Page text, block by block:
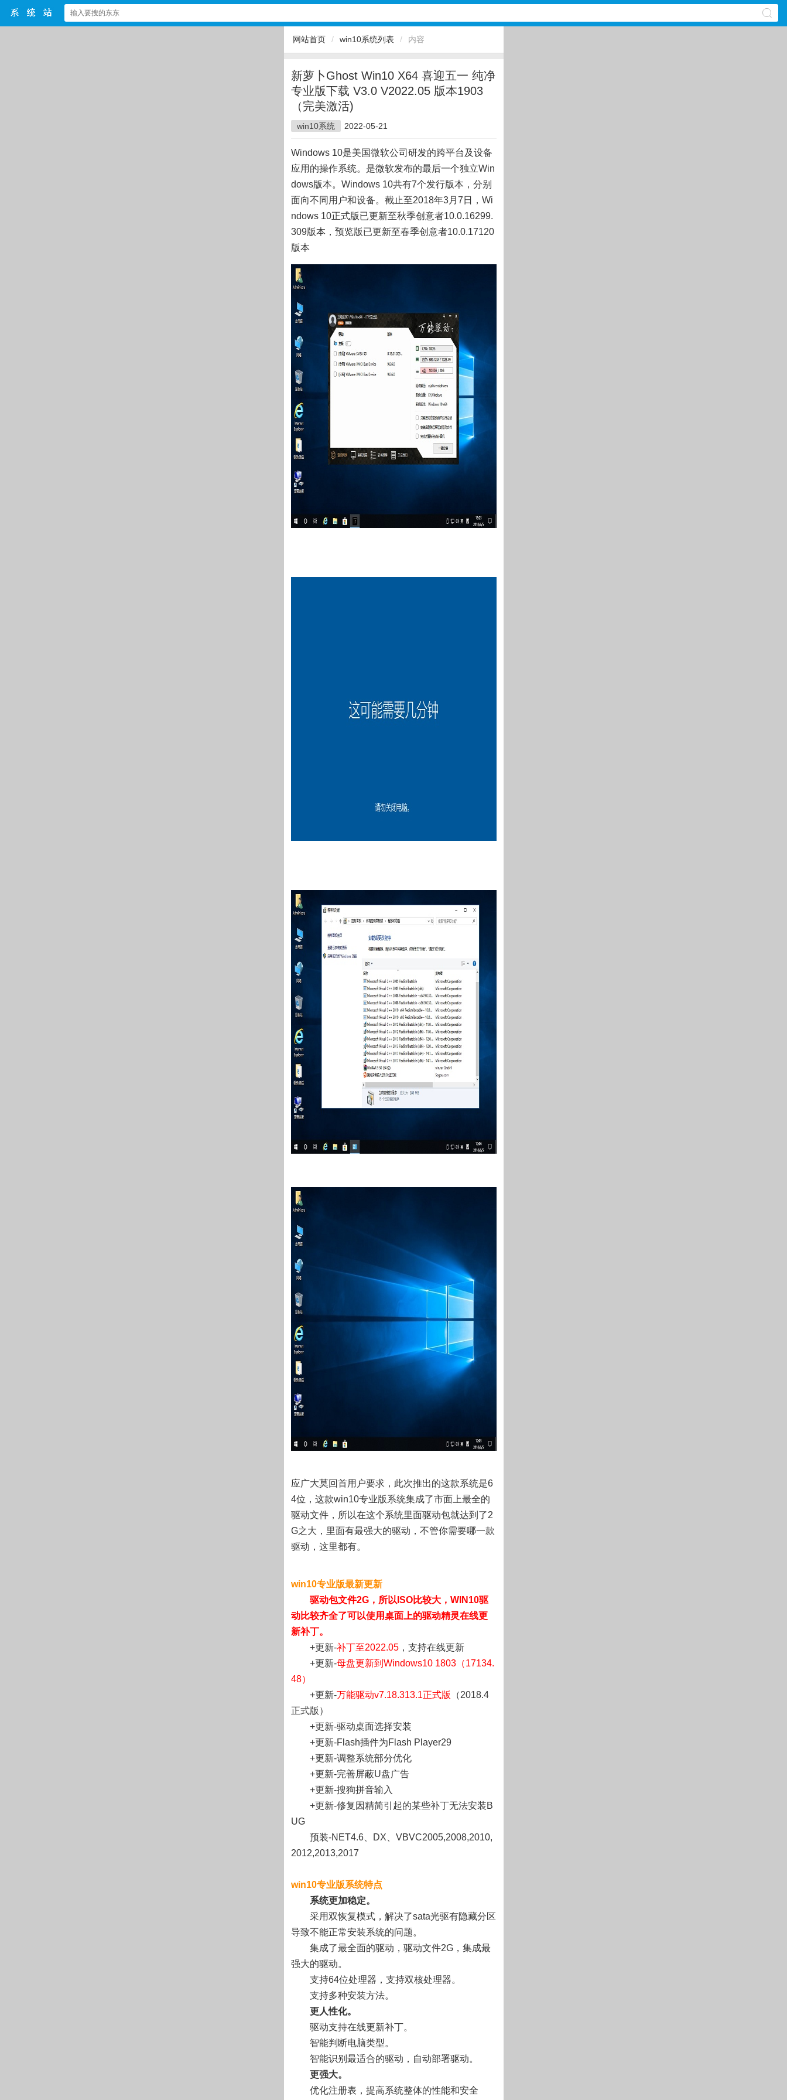
网站首页 / win10系统列表 / 内容
新萝卜Ghost Win10 X64 喜迎五一 纯净
专业版下载 V3.0 V2022.05 版本1903
（完美激活)
win10系统 2022-05-21
Windows 10是美国微软公司研发的跨平台及设备
应用的操作系统。是微软发布的最后一个独立Win
dows版本。Windows 10共有7个发行版本，分别
面向不同用户和设备。截止至2018年3月7日，Wi
ndows 10正式版已更新至秋季创意者10.0.16299.
309版本，预览版已更新至春季创意者10.0.17120
版本
应广大莫回首用户要求，此次推出的这款系统是6
4位，这款win10专业版系统集成了市面上最全的
驱动文件，所以在这个系统里面驱动包就达到了2
G之大，里面有最强大的驱动，不管你需要哪一款
驱动，这里都有。
win10专业版最新更新
驱动包文件2G，所以ISO比较大，WIN10驱
动比较齐全了可以使用桌面上的驱动精灵在线更
新补丁。
+更新-补丁至2022.05，支持在线更新
+更新-母盘更新到Windows10 1803（17134.
48）
+更新-万能驱动v7.18.313.1正式版 （2018.4
正式版）
+更新-驱动桌面选择安装
+更新-Flash插件为Flash Player29
+更新-调整系统部分优化
+更新-完善屏蔽U盘广告
+更新-搜狗拼音输入
+更新-修复因精简引起的某些补丁无法安装B
UG
预装-NET4.6、DX、VBVC2005,2008,2010,
2012,2013,2017
win10专业版系统特点
系统更加稳定。
采用双恢复模式，解决了sata光驱有隐藏分区
导致不能正常安装系统的问题。
集成了最全面的驱动，驱动文件2G，集成最
强大的驱动。
支持64位处理器，支持双核处理器。
支持多种安装方法。
更人性化。
驱动支持在线更新补丁。
智能判断电脑类型。
智能识别最适合的驱动，自动部署驱动。
更强大。
优化注册表，提高系统整体的性能和安全